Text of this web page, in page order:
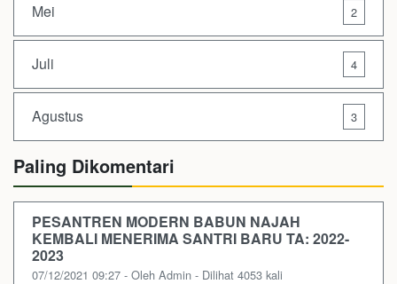
Mei 2
Juli 4
Agustus 3
Paling Dikomentari
PESANTREN MODERN BABUN NAJAH
KEMBALI MENERIMA SANTRI BARU TA: 2022-
2023
07/12/2021 09:27 - Oleh Admin - Dilihat 4053 kali